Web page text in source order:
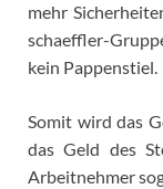
mehr
schaeffler-
kein Pappenstiel.
Somit wird das
das Geld des
Arbeitnehmer